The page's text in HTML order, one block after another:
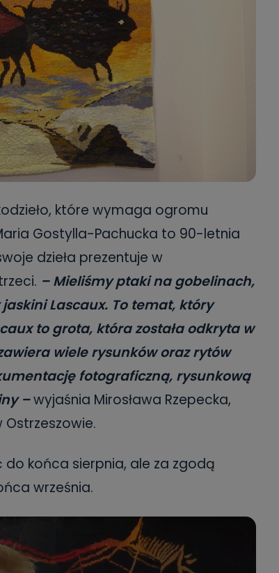
które wymaga ogromu
Gostylla-Pachucka to 90-letnia
dzieła prezentuje w
– Mieliśmy ptaki na gobelinach,
Lascaux. To temat, który
to grota, która została odkryta w
wiele rysunków oraz rytów
fotograficzną, rysunkową
–wyjaśnia Mirosława Rzepecka,
końca sierpnia, ale za zgodą
września.